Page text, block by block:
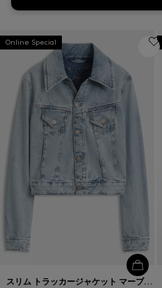
お気に入り ( アイテム)
お問い合わせ＆サービス
店舗検索
言語 (
JP ¥
Online Special
スリム トラッカージャケット マーブルウォッシュ デニム